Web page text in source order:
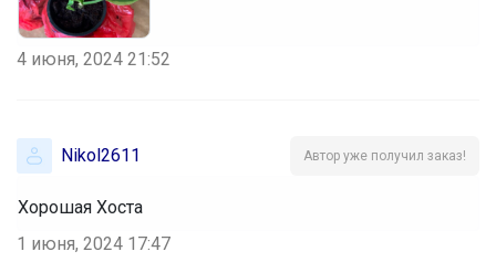
4 июня, 2024 21:52
Nikol2611 Автор уже получил заказ!
Хорошая Хоста
1 июня, 2024 17:47